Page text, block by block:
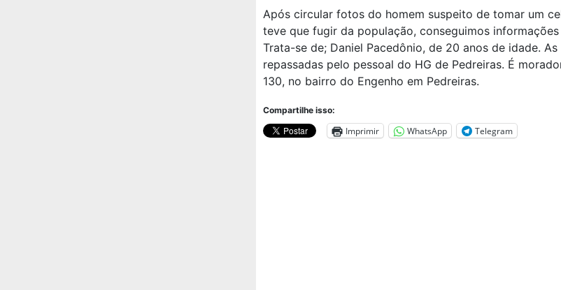
Após circular fotos do homem suspeito de tomar um
teve que fugir da população, conseguimos
Trata-se de; Daniel Pacedônio, de 20 anos de idade.
repassadas pelo pessoal do HG de Pedreiras. É
130, no bairro do Engenho em Pedreiras.
Compartilhe isso:
Imprimir WhatsApp Telegram